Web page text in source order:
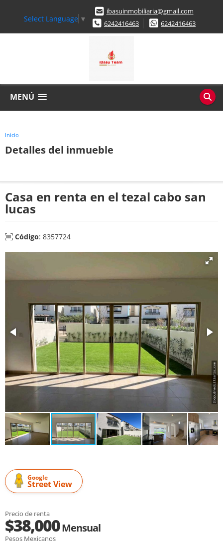
Select Language ▼
ibasuinmobiliaria@gmail.com
6242416463
6242416463
MENÚ
Inicio
Detalles del inmueble
Casa en renta en el tezal cabo san
lucas
Código: 8357724
Google
Street View
Precio de renta
$38,000Mensual
Pesos Mexicanos